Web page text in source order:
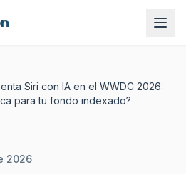
Siri con IA en el WWDC 2026:
para tu fondo indexado?
2026